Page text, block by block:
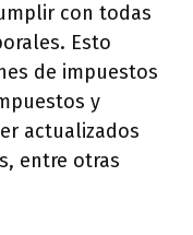
con todas
Esto
de impuestos
y
actualizados
entre otras